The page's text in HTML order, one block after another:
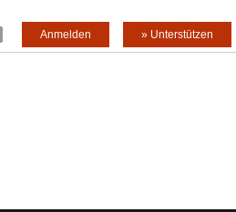
» Unterstützen
Anmelden